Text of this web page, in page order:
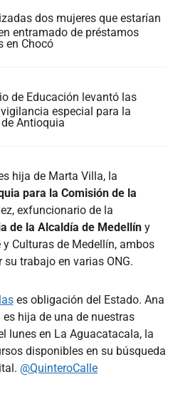
dos mujeres que estarían
entramado de préstamos
en Chocó
de Educación levantó las
especial para la
Antioquia
hija de Marta Villa, la
para la Comisión de la
exfuncionario de la
de la Alcaldía de Medellín y
Culturas de Medellín, ambos
trabajo en varias ONG.
es obligación del Estado. Ana
hija de una de nuestras
lunes en La Aguacatacala, la
disponibles en su búsqueda
@QuinteroCalle